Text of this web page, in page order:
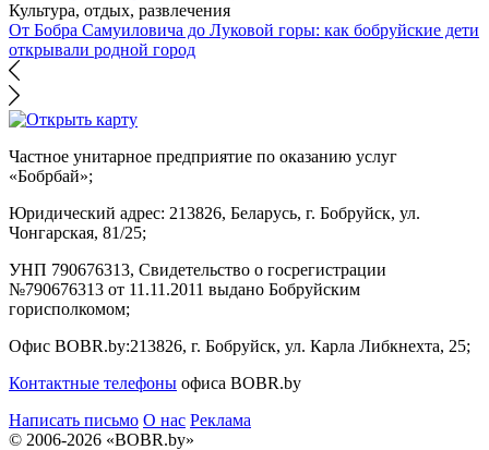
Культура, отдых, развлечения
От Бобра Самуиловича до Луковой горы: как бобруйские дети
открывали родной город
Частное унитарное предприятие по оказанию услуг
«Бобрбай»;
Юридический адрес: 213826, Беларусь, г. Бобруйск, ул.
Чонгарская, 81/25;
УНП 790676313, Свидетельство о госрегистрации
№790676313 от 11.11.2011 выдано Бобруйским
горисполкомом;
Офис BOBR.by:213826, г. Бобруйск, ул. Карла Либкнехта, 25;
Контактные телефоны офиса BOBR.by
Написать письмо О нас Реклама
© 2006-2026 «BOBR.by»